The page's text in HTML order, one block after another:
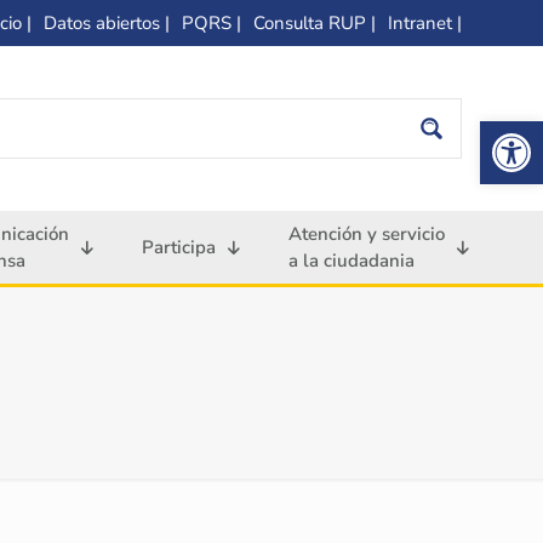
| Datos abiertos | PQRS | Consulta RUP | Intranet |
Participa
Atención y servicio
a la ciudadania